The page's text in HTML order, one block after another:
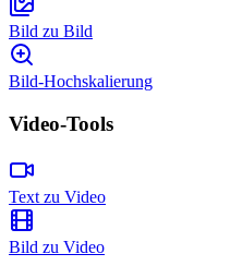
Bild zu Bild
Bild-Hochskalierung
Video-Tools
Text zu Video
Bild zu Video